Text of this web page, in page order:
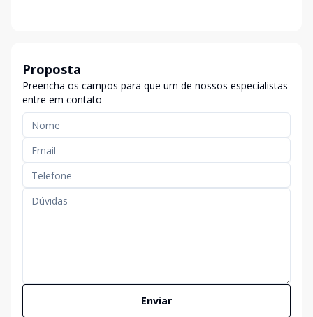
Proposta
Preencha os campos para que um de nossos especialistas
entre em contato
Enviar